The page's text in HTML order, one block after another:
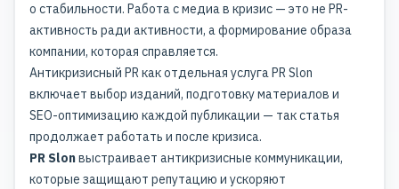
о стабильности. Работа с медиа в кризис — это не PR-
активность ради активности, а формирование образа
компании, которая справляется.
Антикризисный PR как отдельная услуга PR Slon
включает выбор изданий, подготовку материалов и
SEO-оптимизацию каждой публикации — так статья
продолжает работать и после кризиса.
PR Slonвыстраивает антикризисные коммуникации,
которые защищают репутацию и ускоряют